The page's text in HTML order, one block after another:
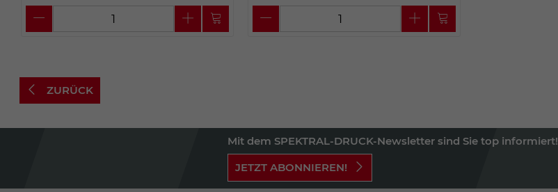
ZURÜCK
Mit dem SPEKTRAL-DRUCK-Newsletter sind Sie top informiert!
JETZT ABONNIEREN!